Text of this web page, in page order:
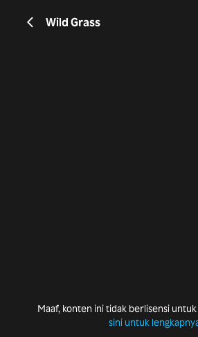
Wild Grass
Maaf, konten ini tidak berlisensi
sini untuk